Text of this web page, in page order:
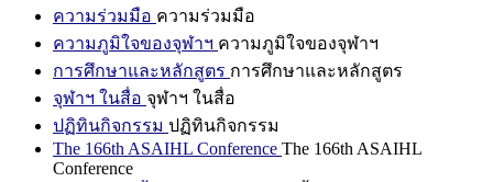
ความร่วมมือ ความร่วมมือ
ความภูมิใจของจุฬาฯ ความภูมิใจของจุฬาฯ
การศึกษาและหลักสูตร การศึกษาและหลักสูตร
จุฬาฯ ในสื่อ จุฬาฯ ในสื่อ
ปฏิทินกิจกรรม ปฏิทินกิจกรรม
The 166th ASAIHL Conference The 166th ASAIHL
Conference